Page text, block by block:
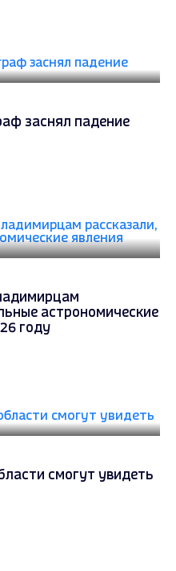
заснял падение
астрономические
году
смогут увидеть